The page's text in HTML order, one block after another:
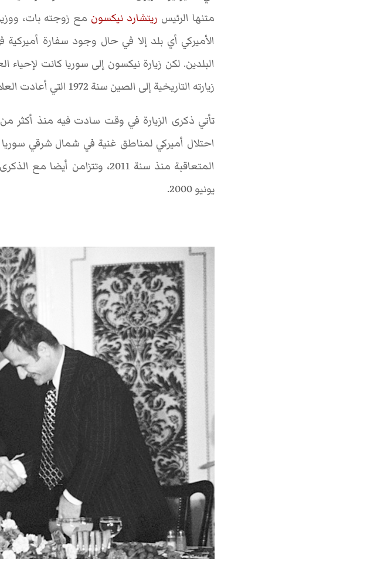
متنها الرئيس ريتشارد نيكسون مع زوجته بات،
الأميركي أي بلد إلا في حال وجود سفارة أميركية
زيارته التاريخية إلى الصين سنة 1972 التي أعادت العلاقات بين واشنطن وبكين بعد قطيعة دامت سنوات طويلة.
تأتي ذكرى الزيارة في وقت سادت فيه منذ أكثر
احتلال أميركي لمناطق غنية في شمال شرقي سوريا
يونيو 2000.